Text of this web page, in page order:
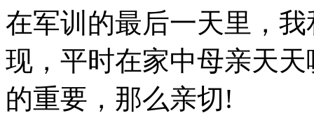
在军训的最后一天里，
现，平时在家中母亲天
的重要，那么亲切!